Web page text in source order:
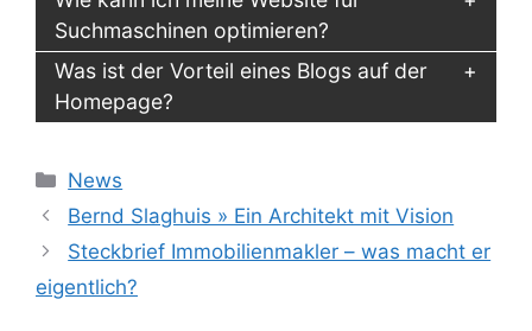
Suchmaschinen optimieren?
Was ist der Vorteil eines Blogs auf der
Homepage?
Kategorien
News
Bernd Slaghuis » Ein Architekt mit Vision
Steckbrief Immobilienmakler – was macht er
eigentlich?